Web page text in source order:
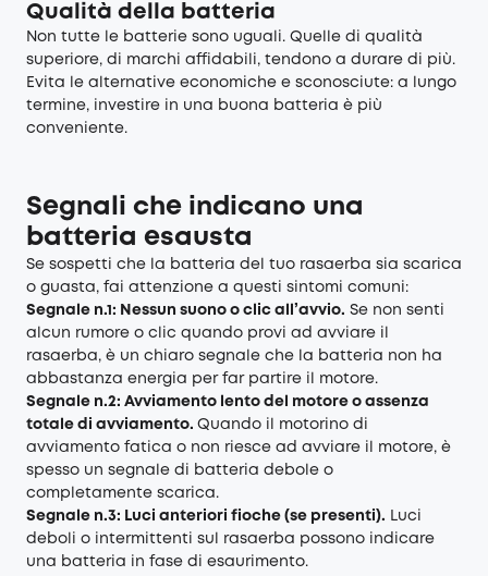
Qualità della batteria
Non tutte le batterie sono uguali. Quelle di qualità
superiore, di marchi affidabili, tendono a durare di più.
Evita le alternative economiche e sconosciute: a lungo
termine, investire in una buona batteria è più
conveniente.
Segnali che indicano una
batteria esausta
Se sospetti che la batteria del tuo rasaerba sia scarica
o guasta, fai attenzione a questi sintomi comuni:
Segnale n.1: Nessun suono o clic all’avvio. Se non senti
alcun rumore o clic quando provi ad avviare il
rasaerba, è un chiaro segnale che la batteria non ha
abbastanza energia per far partire il motore.
Segnale n.2: Avviamento lento del motore o assenza
totale di avviamento. Quando il motorino di
avviamento fatica o non riesce ad avviare il motore, è
spesso un segnale di batteria debole o
completamente scarica.
Segnale n.3: Luci anteriori fioche (se presenti). Luci
deboli o intermittenti sul rasaerba possono indicare
una batteria in fase di esaurimento.